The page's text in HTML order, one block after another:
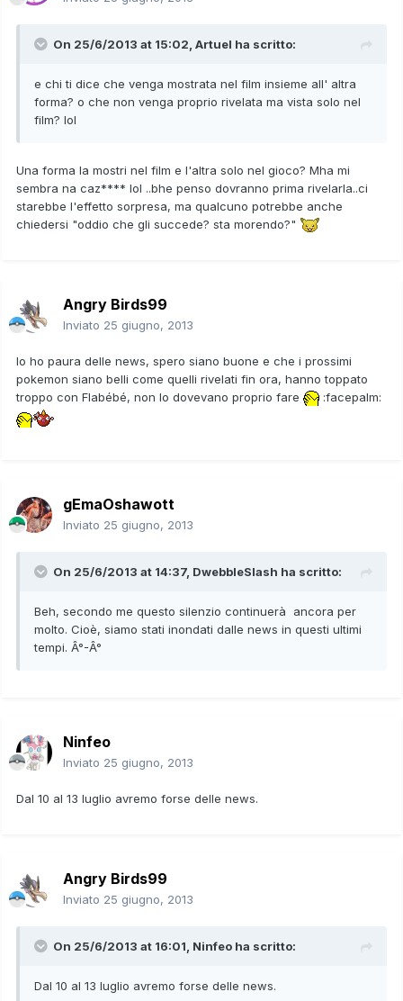
On 25/6/2013 at 15:02, Artuel ha scritto:
e chi ti dice che venga mostrata nel film insieme all' altra
forma? o che non venga proprio rivelata ma vista solo nel
film? lol
Una forma la mostri nel film e l'altra solo nel gioco? Mha mi
sembra na caz**** lol ..bhe penso dovranno prima rivelarla..ci
starebbe l'effetto sorpresa, ma qualcuno potrebbe anche
chiedersi "oddio che gli succede? sta morendo?"
Angry Birds99
Inviato 25 giugno, 2013
Io ho paura delle news, spero siano buone e che i prossimi
pokemon siano belli come quelli rivelati fin ora, hanno toppato
troppo con Flabébé, non lo dovevano proprio fare
:facepalm:
gEmaOshawott
Inviato 25 giugno, 2013
On 25/6/2013 at 14:37, DwebbleSlash ha scritto:
Beh, secondo me questo silenzio continuerà ancora per
molto. Cioè, siamo stati inondati dalle news in questi ultimi
tempi. Â°-Â°
Ninfeo
Inviato 25 giugno, 2013
Dal 10 al 13 luglio avremo forse delle news.
Angry Birds99
Inviato 25 giugno, 2013
On 25/6/2013 at 16:01, Ninfeo ha scritto:
Dal 10 al 13 luglio avremo forse delle news.